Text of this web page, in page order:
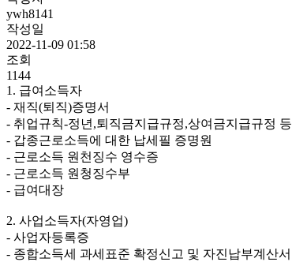
ywh8141
작성일
2022-11-09 01:58
조회
1144
1. 급여소득자
- 재직(퇴직)증명서
- 취업규칙-정년,퇴직금지급규정,상여금지급규정 등
- 갑종근로소득에 대한 납세필 증명원
- 근로소득 원천징수 영수증
- 근로소득 원청징수부
- 급여대장
2. 사업소득자(자영업)
- 사업자등록증
- 종합소득세 과세표준 확정신고 및 자진납부계산서